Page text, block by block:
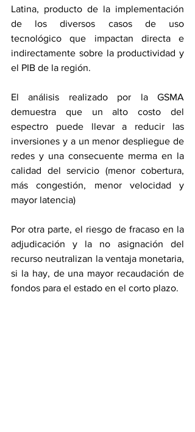
Latina, producto de la implementación
de los diversos casos de uso
tecnológico que impactan directa e
indirectamente sobre la productividad y
el PIB de la región.
El análisis realizado por la GSMA
demuestra que un alto costo del
espectro puede llevar a reducir las
inversiones y a un menor despliegue de
redes y una consecuente merma en la
calidad del servicio (menor cobertura,
más congestión, menor velocidad y
mayor latencia)
Por otra parte, el riesgo de fracaso en la
adjudicación y la no asignación del
recurso neutralizan la ventaja monetaria,
si la hay, de una mayor recaudación de
fondos para el estado en el corto plazo.